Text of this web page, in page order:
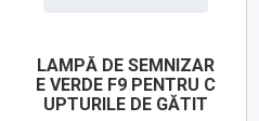
LAMPĂ DE SEMNIZAR
E VERDE F9 PENTRU C
UPTURILE DE GĂTIT